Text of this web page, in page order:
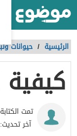
الرئيسية / حيوانات
كيفية
تمت
آخر تحديث: